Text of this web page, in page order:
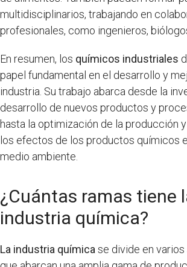
multidisciplinarios, trabajando en
profesionales, como ingenieros,
En resumen, los químicos industriales
papel fundamental en el desarrollo y
industria. Su trabajo abarca desde la
desarrollo de nuevos productos y
hasta la optimización de la producción
los efectos de los productos químicos
medio ambiente.
¿Cuántas ramas tiene
industria química?
La industria química se divide en